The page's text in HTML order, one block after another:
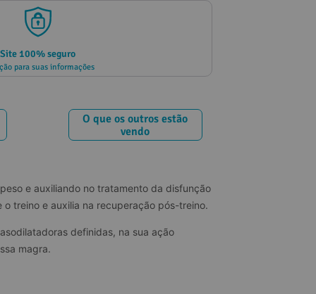
Site 100% seguro
para suas informações
O que os outros estão
vendo
e auxiliando no tratamento da disfunção
treino e auxilia na recuperação pós-treino.
definidas, na sua ação
magra.